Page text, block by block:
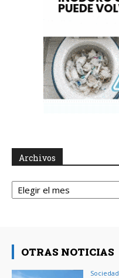
Archivos
Archivos
OTRAS NOTICIAS
Sociedad